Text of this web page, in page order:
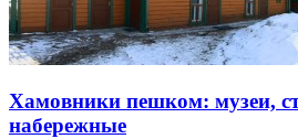
Хамовники пешком: музеи,
набережные